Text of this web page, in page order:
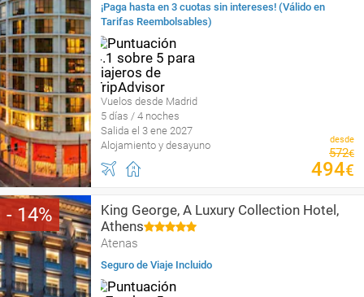
¡Paga hasta en 3 cuotas sin intereses! (Válido en
Tarifas Reembolsables)
Vuelos desde Madrid
5 días / 4 noches
Salida el 3 ene 2027
Alojamiento y desayuno
desde
572€
494€
14
King George, A Luxury Collection Hotel,
Athens
Atenas
Seguro de Viaje Incluido